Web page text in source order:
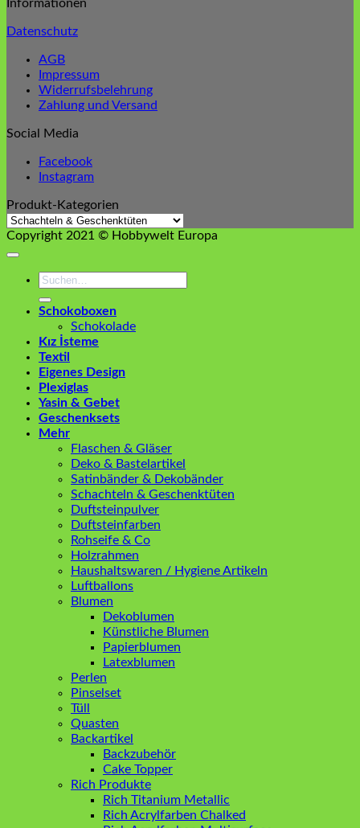
Informationen
Datenschutz
AGB
Impressum
Widerrufsbelehrung
Zahlung und Versand
Social Media
Facebook
Instagram
Produkt-Kategorien
Copyright 2021 © Hobbywelt Europa
Suchen
Schokoboxen
Schokolade
Kız İsteme
Textil
Eigenes Design
Plexiglas
Yasin & Gebet
Geschenksets
Mehr
Flaschen & Gläser
Deko & Bastelartikel
Satinbänder & Dekobänder
Schachteln & Geschenktüten
Duftsteinpulver
Duftsteinfarben
Rohseife & Co
Holzrahmen
Haushaltswaren / Hygiene Artikeln
Luftballons
Blumen
Dekoblumen
Künstliche Blumen
Papierblumen
Latexblumen
Perlen
Pinselset
Tüll
Quasten
Backartikel
Backzubehör
Cake Topper
Rich Produkte
Rich Titanium Metallic
Rich Acrylfarben Chalked